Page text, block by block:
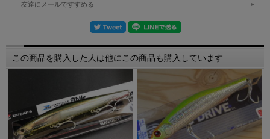
友達にメールですすめる
この商品を購入した人は他にこの商品も購入しています